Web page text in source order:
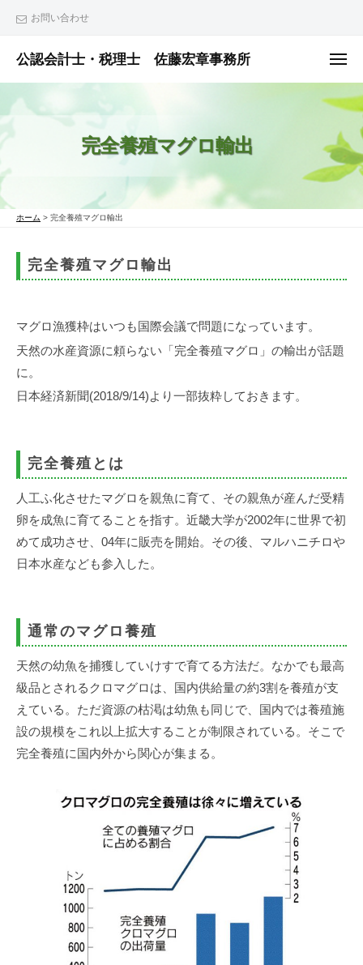
へ
ス
ッ
プ
お問い合わせ
公認会計士・税理士 佐藤宏章事務所
公
認
理
佐
宏
章
所
メ
ュ
ー
完全養殖マグロ輸出
ホーム > 完全養殖マグロ輸出
完全養殖マグロ輸出
マグロ漁獲枠はいつも国際会議で問題になっています。
天然の水産資源に頼らない「完全養殖マグロ」の輸出が話題
に。
日本経済新聞(2018/9/14)より一部抜粋しておきます。
完全養殖とは
人工ふ化させたマグロを親魚に育て、その親魚が産んだ受精
卵を成魚に育てることを指す。近畿大学が2002年に世界で初
めて成功させ、04年に販売を開始。その後、マルハニチロや
日本水産なども参入した。
通常のマグロ養殖
天然の幼魚を捕獲していけすで育てる方法だ。なかでも最高
級品とされるクロマグロは、国内供給量の約3割を養殖が支
えている。ただ資源の枯渇は幼魚も同じで、国内では養殖施
設の規模をこれ以上拡大することが制限されている。そこで
完全養殖に国内外から関心が集まる。